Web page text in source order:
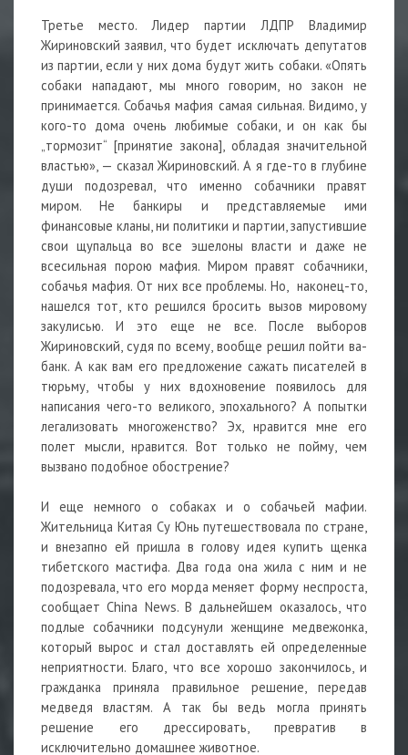
Третье место. Лидер партии ЛДПР Владимир
Жириновский заявил, что будет исключать депутатов
из партии, если у них дома будут жить собаки. «Опять
собаки нападают, мы много говорим, но закон не
принимается. Собачья мафия самая сильная. Видимо, у
кого-то дома очень любимые собаки, и он как бы
„тормозит“ [принятие закона], обладая значительной
властью», — сказал Жириновский. А я где-то в глубине
души подозревал, что именно собачники правят
миром. Не банкиры и представляемые ими
финансовые кланы, ни политики и партии, запустившие
свои щупальца во все эшелоны власти и даже не
всесильная порою мафия. Миром правят собачники,
собачья мафия. От них все проблемы. Но, наконец-то,
нашелся тот, кто решился бросить вызов мировому
закулисью. И это еще не все. После выборов
Жириновский, судя по всему, вообще решил пойти ва-
банк. А как вам его предложение сажать писателей в
тюрьму, чтобы у них вдохновение появилось для
написания чего-то великого, эпохального? А попытки
легализовать многоженство? Эх, нравится мне его
полет мысли, нравится. Вот только не пойму, чем
вызвано подобное обострение?
И еще немного о собаках и о собачьей мафии.
Жительница Китая Су Юнь путешествовала по стране,
и внезапно ей пришла в голову идея купить щенка
тибетского мастифа. Два года она жила с ним и не
подозревала, что его морда меняет форму неспроста,
сообщает China News. В дальнейшем оказалось, что
подлые собачники подсунули женщине медвежонка,
который вырос и стал доставлять ей определенные
неприятности. Благо, что все хорошо закончилось, и
гражданка приняла правильное решение, передав
медведя властям. А так бы ведь могла принять
решение его дрессировать, превратив в
исключительно домашнее животное.